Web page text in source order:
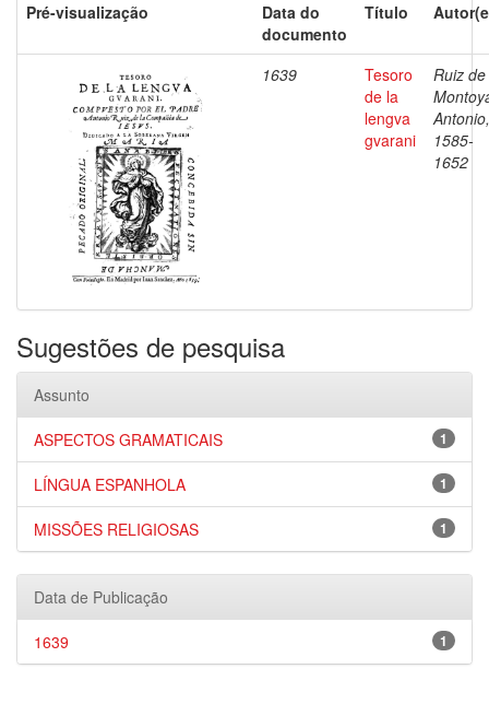
Pré-visualização
Data do
documento
Título
1639
Tesoro
de la
lengva
gvarani
Ruiz de
Antonio,
1585-
1652
Sugestões de pesquisa
Assunto
1
ASPECTOS GRAMATICAIS
1
LÍNGUA ESPANHOLA
1
MISSÕES RELIGIOSAS
Data de Publicação
1
1639